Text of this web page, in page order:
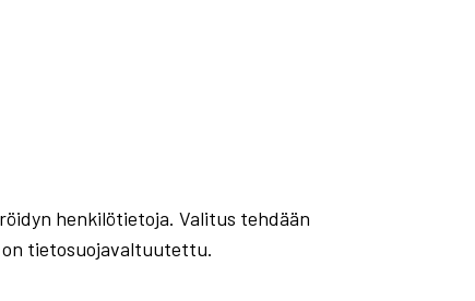
henkilötietoja. Valitus tehdään
on tietosuojavaltuutettu.